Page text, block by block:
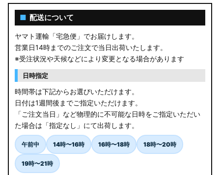
■ 配送について
ヤマト運輸「宅急便」でお届けします。
営業日14時までのご注文で当日出荷いたします。
※受注状況や天候などにより変更となる場合があります
日時指定
時間帯は下記からお選びいただけます。
日付は1週間後までご指定いただけます。
「ご注文当日」など物理的に不可能な日時をご指定いただい
た場合は「指定なし」にて出荷します。
午前中 14時〜16時 16時〜18時 18時〜20時
19時〜21時